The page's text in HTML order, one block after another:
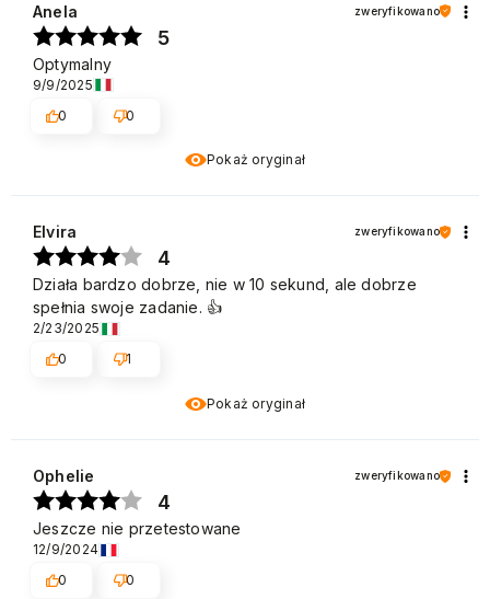
Pokaż oryginał
Anela zweryfikowano
5
Optymalny
9/9/2025
0
0
Pokaż oryginał
Elvira zweryfikowano
4
Działa bardzo dobrze, nie w 10 sekund, ale dobrze
spełnia swoje zadanie. 👍️
2/23/2025
0
1
Ophelie zweryfikowano
4
Jeszcze nie przetestowane
12/9/2024
0
0